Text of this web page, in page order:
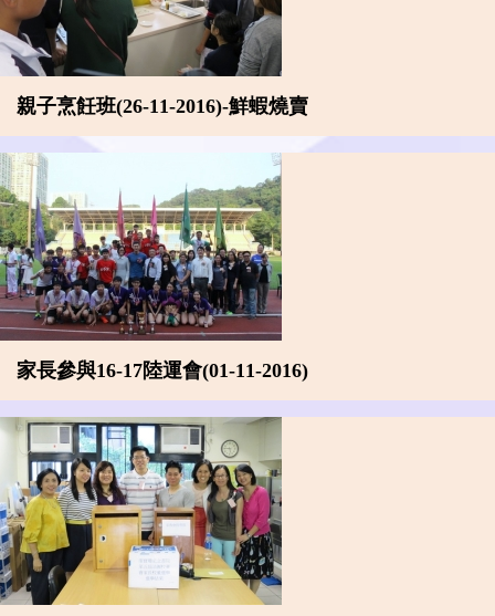
親子烹飪班(26-11-2016)-鮮蝦燒賣
家長參與16-17陸運會(01-11-2016)